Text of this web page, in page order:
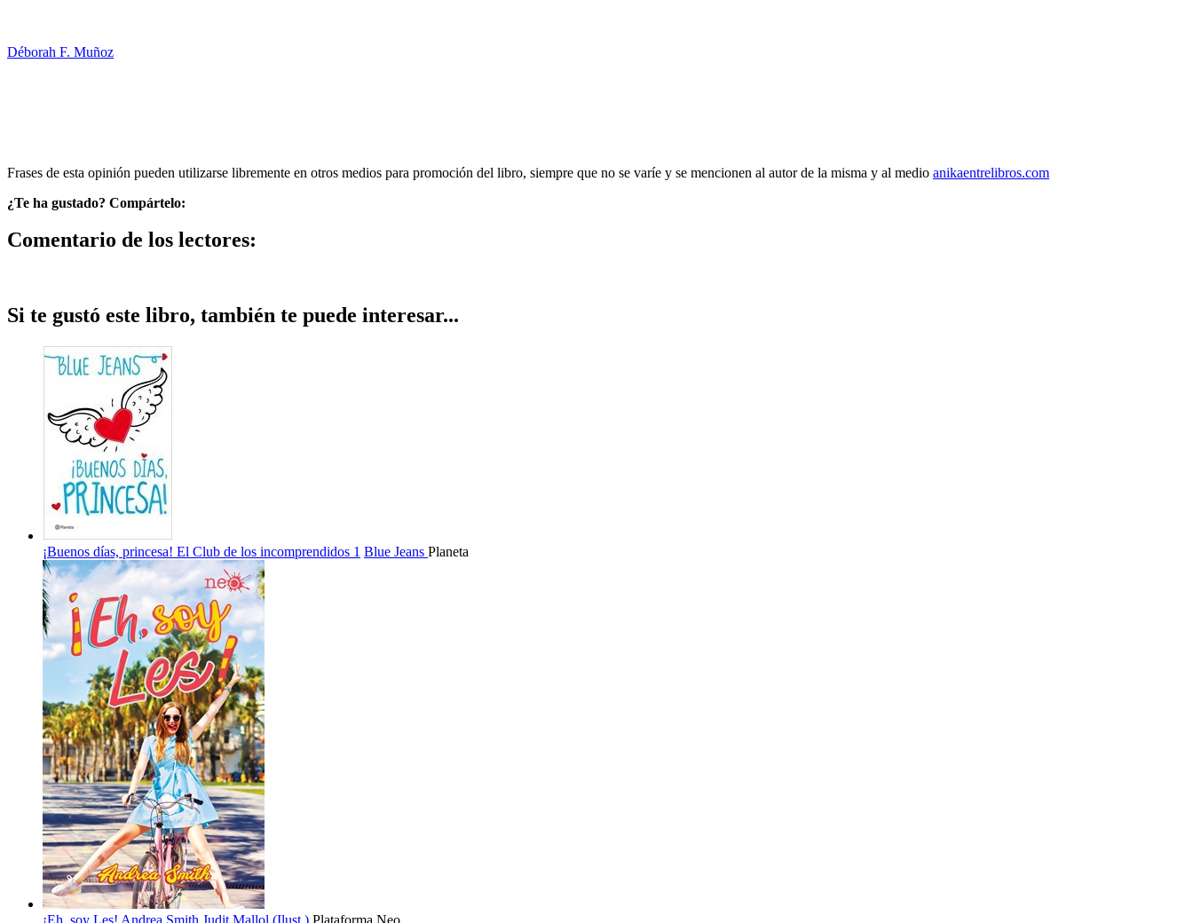
Déborah F. Muñoz
Frases de esta opinión pueden utilizarse libremente en otros medios para promoción del libro, siempre que no se varíe y se mencionen al autor de la misma y al medio anikaentrelibros.com
¿Te ha gustado? Compártelo:
Comentario de los lectores:
Si te gustó este libro, también te puede interesar...
¡Buenos días, princesa! El Club de los incomprendidos 1 Blue Jeans Planeta